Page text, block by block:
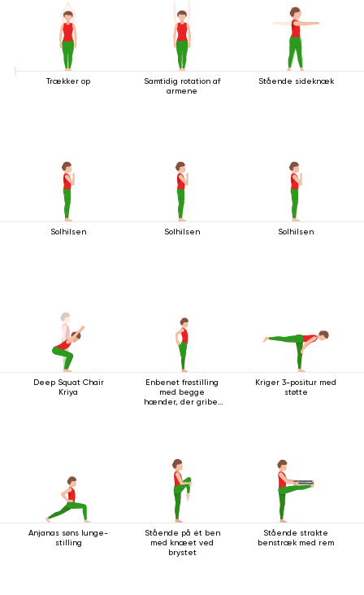
Trækker op
Samtidig rotation af
armene
Stående sideknæk
Solhilsen Solhilsen Solhilsen
Deep Squat Chair
Kriya
Enbenet frøstilling
med begge
hænder, der griber
Kriger 3-positur med
støtte
Anjanas søns lunge-
stilling
Stående på ét ben
med knæet ved
brystet
Stående strakte
benstræk med rem